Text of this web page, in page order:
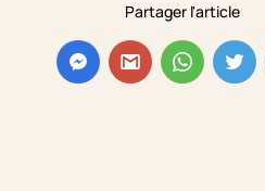
Partager l'article